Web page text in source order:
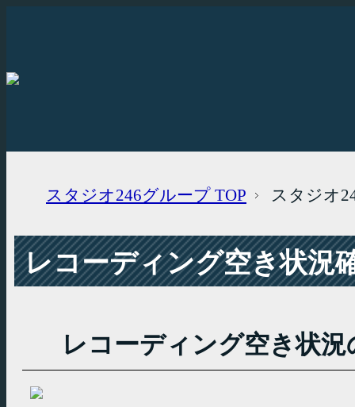
スタジオ246グループ TOP スタジオ
レコーディング空き状況
レコーディング空き状況